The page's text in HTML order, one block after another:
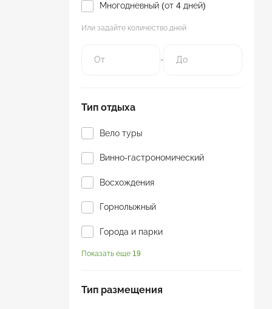
Многодневный (от 4 дней)
Или задайте количество дней
-
Тип отдыха
Вело туры
Винно-гастрономический
Восхождения
Горнолыжный
Города и парки
Горы
Показать еще 19
Тип размещения